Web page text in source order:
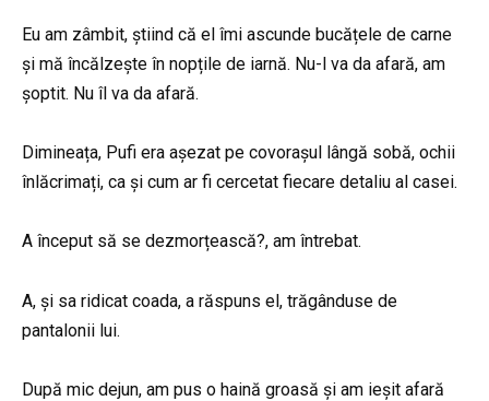
Eu am zâmbit, știind că el îmi ascunde bucățele de carne
și mă încălzește în nopțile de iarnă. Nu-l va da afară, am
șoptit. Nu îl va da afară.
Dimineața, Pufi era așezat pe covorașul lângă sobă, ochii
înlăcrimați, ca și cum ar fi cercetat fiecare detaliu al casei.
A început să se dezmorțească?, am întrebat.
A, și sa ridicat coada, a răspuns el, trăgânduse de
pantalonii lui.
După mic dejun, am pus o haină groasă și am ieșit afară